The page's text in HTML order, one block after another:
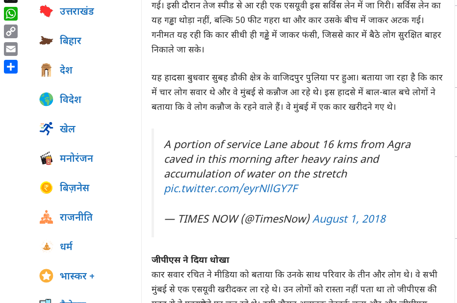
गई। इसी दौरान तेज स्पीड से आ रही एक एसयूवी इस सर्विस लेन में जा गिरी। सर्विस लेन का
यह गड्ढा थोड़ा नहीं, बल्कि 50 फीट गहरा था और कार उसके बीच में जाकर अटक गई।
गनीमत यह रही कि कार सीधी ही गड्ढे में जाकर फंसी, जिससे कार में बैठे लोग सुरक्षित बाहर
निकाले जा सके।
यह हादसा बुधवार सुबह डौकी क्षेत्र के वाजिदपुर पुलिया पर हुआ। बताया जा रहा है कि कार
में चार लोग सवार थे और वे मुंबई से कन्नौज आ रहे थे। इस हादसे में बाल-बाल बचे लोगों ने
बताया कि वे लोग कन्नौज के रहने वाले हैं। वे मुंबई में एक कार खरीदने गए थे।
A portion of service Lane about 16 kms from Agra
caved in this morning after heavy rains and
accumulation of water on the stretch
pic.twitter.com/eyrNllGY7F
— TIMES NOW (@TimesNow)August 1, 2018
जीपीएस ने दिया धोखा
कार सवार रचित ने मीडिया को बताया कि उनके साथ परिवार के तीन और लोग थे। वे सभी
मुंबई से एक एसयूवी खरीदकर ला रहे थे। उन लोगों को रास्ता नहीं पता था तो जीपीएस की
उत्तराखंड
बिहार
देश
विदेश
खेल
मनोरंजन
बिज़नेस
राजनीति
धर्म
भास्कर +
X
WhatsApp
Copy
Link
Email